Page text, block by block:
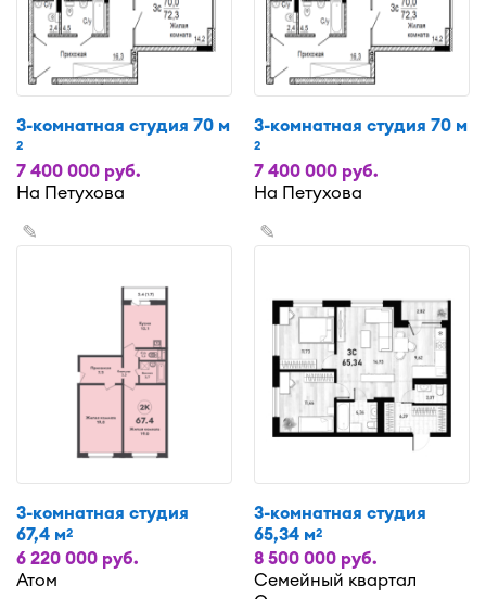
3-комнатная студия 70 м
2
7 400 000 руб.
На Петухова
3-комнатная студия 70 м
2
7 400 000 руб.
На Петухова
✎
3-комнатная студия
67,4 м2
6 220 000 руб.
Атом
✎
3-комнатная студия
65,34 м2
8 500 000 руб.
Семейный квартал